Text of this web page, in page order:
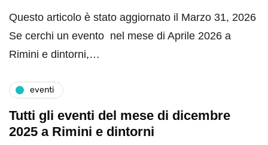
Questo articolo è stato aggiornato il Marzo 31, 2026
Se cerchi un evento nel mese di Aprile 2026 a
Rimini e dintorni,…
eventi
Tutti gli eventi del mese di dicembre
2025 a Rimini e dintorni